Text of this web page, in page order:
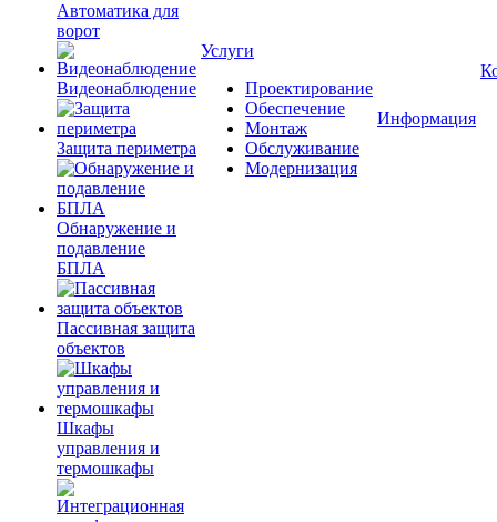
Автоматика для
ворот
Видеонаблюдение
Защита периметра
Обнаружение и
подавление
БПЛА
Пассивная защита
объектов
Шкафы
управления и
термошкафы
Услуги
Проектирование
Обеспечение
Монтаж
Обслуживание
Модернизация
Информация